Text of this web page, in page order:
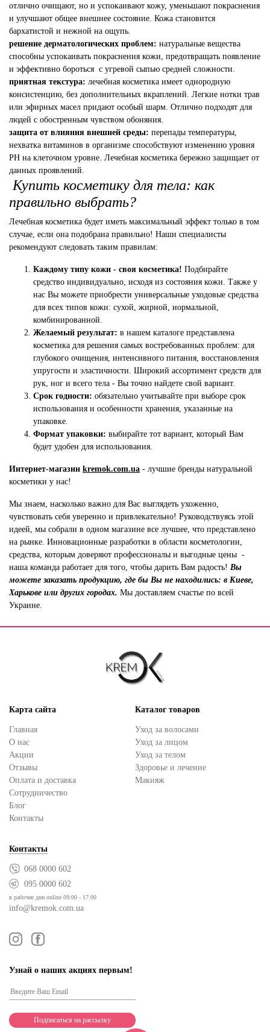
отлично очищают, но и успокаивают кожу, уменьшают покраснения
и улучшают общее внешнее состояние. Кожа становится
бархатистой и нежной на ощупь.
решение дерматологических проблем: натуральные вещества
способны успокаивать покраснения кожи, предотвращать появление
и эффективно бороться с угревой сыпью средней сложности.
приятная текстура: лечебная косметика имеет однородную
консистенцию, без дополнительных вкраплений. Легкие нотки трав
или эфирных масел придают особый шарм. Отлично подходят для
людей с обостренным чувством обоняния.
защита от влияния внешней среды: перепады температуры,
нехватка витаминов в организме способствуют изменению уровня
PH на клеточном уровне. Лечебная косметика бережно защищает от
данных проявлений.
Купить косметику для тела: как
правильно выбрать?
Лечебная косметика будет иметь максимальный эффект только в том
случае, если она подобрана правильно! Наши специалисты
рекомендуют следовать таким правилам:
Каждому типу кожи - своя косметика! Подбирайте
средство индивидуально, исходя из состояния кожи. Также у
нас Вы можете приобрести универсальные уходовые средства
для всех типов кожи: сухой, жирной, нормальной,
комбинированной.
Желаемый результат: в нашем каталоге представлена
косметика для решения самых востребованных проблем: для
глубокого очищения, интенсивного питания, восстановления
упругости и эластичности. Широкий ассортимент средств для
рук, ног и всего тела - Вы точно найдете свой вариант.
Срок годности: обязательно учитывайте при выборе срок
использования и особенности хранения, указанные на
упаковке.
Формат упаковки: выбирайте тот вариант, который Вам
будет удобен для использования.
Интернет-магазин kremok.com.ua - лучшие бренды натуральной
косметики у нас!
Мы знаем, насколько важно для Вас выглядеть ухоженно,
чувствовать себя уверенно и привлекательно! Руководствуясь этой
идеей, мы собрали в одном магазине все лучшее, что представлено
на рынке. Инновационные разработки в области косметологии,
средства, которым доверяют профессионалы и выгодные цены -
наша команда работает для того, чтобы дарить Вам радость! Вы
можете заказать продукцию, где бы Вы не находились: в Киеве,
Харькове или других городах. Мы доставляем счастье по всей
Украине.
Карта сайта
Главная
О нас
Акции
Отзывы
Оплата и доставка
Сотрудничество
Блог
Контакты
Каталог товаров
Уход за волосами
Уход за лицом
Уход за телом
Здоровье и лечение
Макияж
Контакты
068 0000 602
095 0000 602
в рабочие дни online 09:00 - 17:00
info@kremok.com.ua
Узнай о наших акциях первым!